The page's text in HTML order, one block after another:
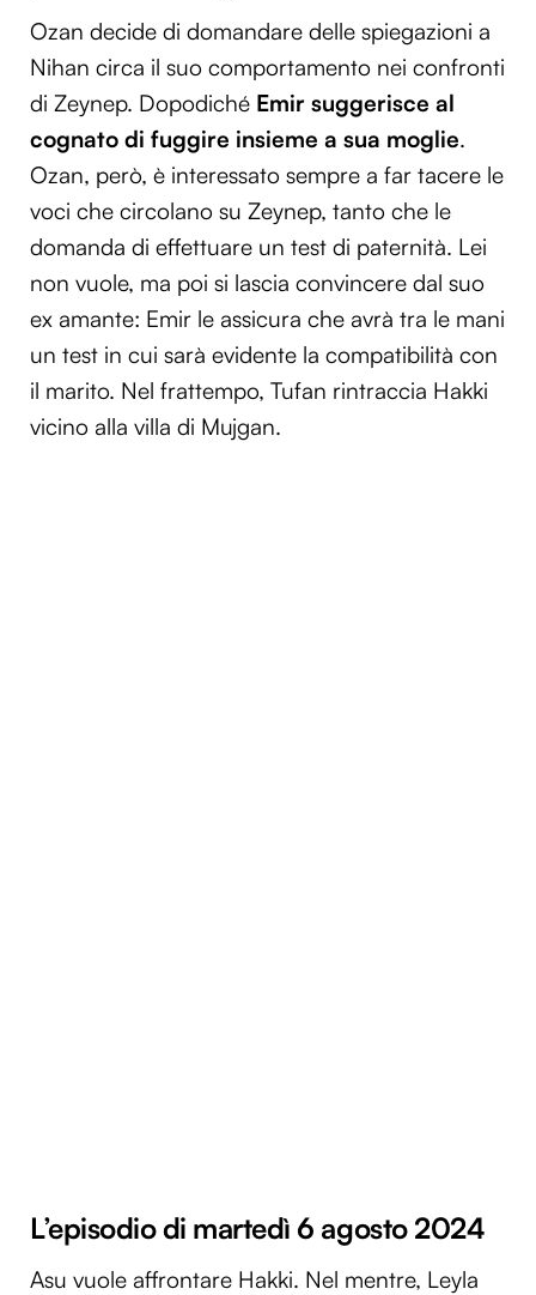
Ozan decide di domandare delle spiegazioni a
Nihan circa il suo comportamento nei confronti
di Zeynep. Dopodiché Emir suggerisce al
cognato di fuggire insieme a sua moglie.
Ozan, però, è interessato sempre a far tacere le
voci che circolano su Zeynep, tanto che le
domanda di effettuare un test di paternità. Lei
non vuole, ma poi si lascia convincere dal suo
ex amante: Emir le assicura che avrà tra le mani
un test in cui sarà evidente la compatibilità con
il marito. Nel frattempo, Tufan rintraccia Hakki
vicino alla villa di Mujgan.
L’episodio di martedì 6 agosto 2024
Asu vuole affrontare Hakki. Nel mentre, Leyla